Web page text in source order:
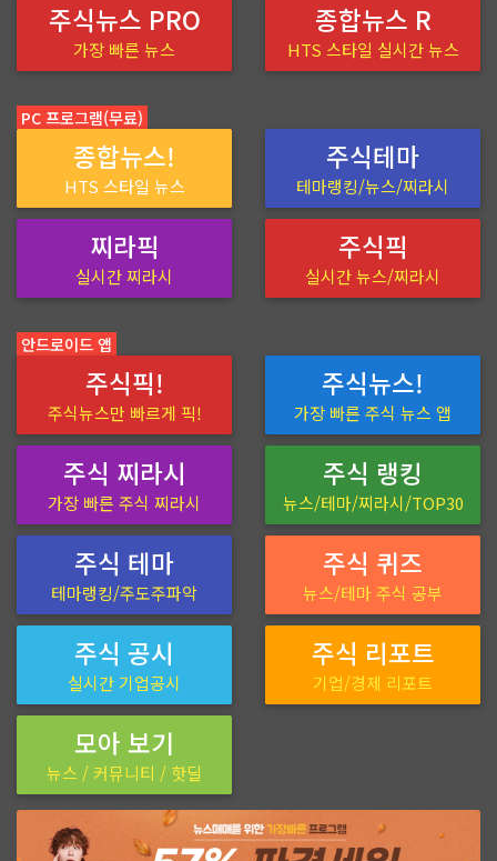
주식뉴스 PRO
가장 빠른 뉴스
종합뉴스 R
HTS 스타일 실시간 뉴스
PC 프로그램(무료)
종합뉴스!
HTS 스타일 뉴스
주식테마
테마랭킹/뉴스/찌라시
찌라픽
실시간 찌라시
주식픽
실시간 뉴스/찌라시
안드로이드 앱
주식픽!
주식뉴스만 빠르게 픽!
주식뉴스!
가장 빠른 주식 뉴스 앱
주식 찌라시
가장 빠른 주식 찌라시
주식 랭킹
뉴스/테마/찌라시/TOP30
주식 테마
테마랭킹/주도주파악
주식 퀴즈
뉴스/테마 주식 공부
주식 공시
실시간 기업공시
주식 리포트
기업/경제 리포트
모아 보기
뉴스 / 커뮤니티 / 핫딜